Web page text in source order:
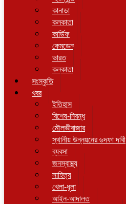
কানাডা
কলকাতা
কার্ডিফ
কেমডেন
ভারত
কলকাতা
সংস্কৃতি
খবর
ইতিহাস
বিশেষ-নিবন্ধ
মৌলভীবাজার
স্থানীয় উন্নয়নের ৬দফা দাবী
ব্যবসা
জনস্বাস্থ্য
সাহিত্য
খেলা-ধূলা
আইন-আদালত